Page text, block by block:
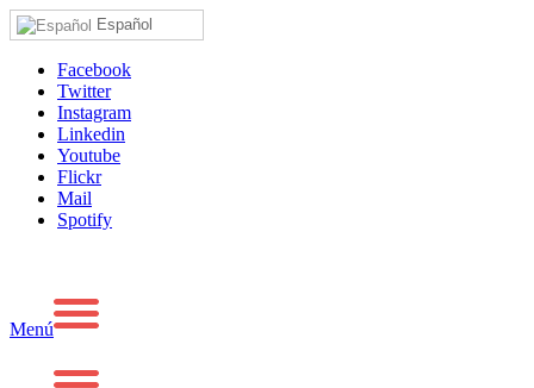
Español
Facebook
Twitter
Instagram
Linkedin
Youtube
Flickr
Mail
Spotify
Menú